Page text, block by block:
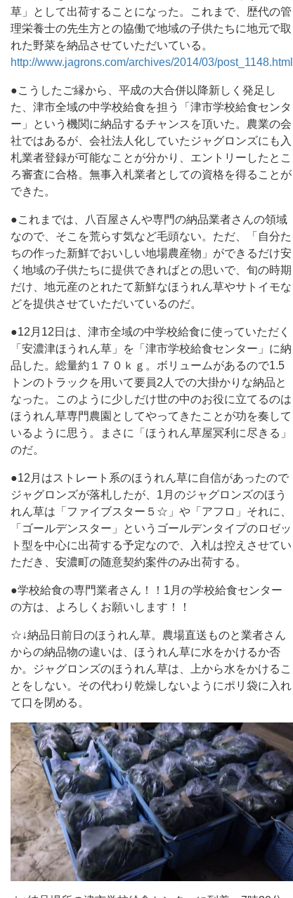
草」として出荷することになった。これまで、歴代の管
理栄養士の先生方との協働で地域の子供たちに地元で取
れた野菜を納品させていただいている。
http://www.jagrons.com/archives/2014/03/post_1148.html
●こうしたご縁から、平成の大合併以降新しく発足し
た、津市全域の中学校給食を担う「津市学校給食センタ
ー」という機関に納品するチャンスを頂いた。農業の会
社ではあるが、会社法人化していたジャグロンズにも入
札業者登録が可能なことが分かり、エントリーしたとこ
ろ審査に合格。無事入札業者としての資格を得ることが
できた。
●これまでは、八百屋さんや専門の納品業者さんの領域
なので、そこを荒らす気など毛頭ない。ただ、「自分た
ちの作った新鮮でおいしい地場農産物」ができるだけ安
く地域の子供たちに提供できればとの思いで、旬の時期
だけ、地元産のとれたて新鮮なほうれん草やサトイモな
どを提供させていただいているのだ。
●12月12日は、津市全域の中学校給食に使っていただく
「安濃津ほうれん草」を「津市学校給食センター」に納
品した。総量約１７０ｋｇ。ボリュームがあるので1.5
トンのトラックを用いて要員2人での大掛かりな納品と
なった。このように少しだけ世の中のお役に立てるのは
ほうれん草専門農園としてやってきたことが功を奏して
いるように思う。まさに「ほうれん草屋冥利に尽きる」
のだ。
●12月はストレート系のほうれん草に自信があったので
ジャグロンズが落札したが、1月のジャグロンズのほう
れん草は「ファイブスター５☆」や「アフロ」それに、
「ゴールデンスター」というゴールデンタイプのロゼッ
ト型を中心に出荷する予定なので、入札は控えさせてい
ただき、安濃町の随意契約案件のみ出荷する。
●学校給食の専門業者さん！！1月の学校給食センター
の方は、よろしくお願いします！！
☆↓納品日前日のほうれん草。農場直送ものと業者さん
からの納品物の違いは、ほうれん草に水をかけるか否
か。ジャグロンズのほうれん草は、上から水をかけるこ
とをしない。その代わり乾燥しないようにポリ袋に入れ
て口を閉める。